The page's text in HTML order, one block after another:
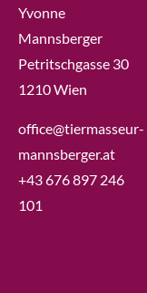
Yvonne
Mannsberger
Petritschgasse 30
1210 Wien
office@tiermasseur-
mannsberger.at
+43 676 897 246
101